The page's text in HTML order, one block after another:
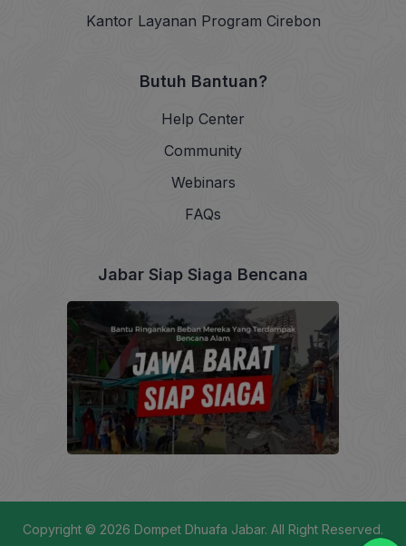
Kantor Layanan Program Cirebon
Butuh Bantuan?
Help Center
Community
Webinars
FAQs
Jabar Siap Siaga Bencana
Copyright © 2026 Dompet Dhuafa Jabar. All Right Reserved.